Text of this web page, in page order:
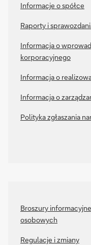
Informacje o spółce
Raporty i
Informacja o
korporacyjnego
Informacja o
Informacja o
Polityka zgłaszania
Broszury
osobowych
Regulacje i zmiany